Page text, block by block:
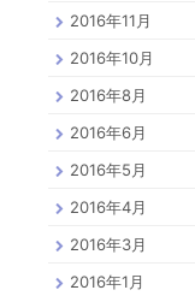
2016年11月
2016年10月
2016年8月
2016年6月
2016年5月
2016年4月
2016年3月
2016年1月